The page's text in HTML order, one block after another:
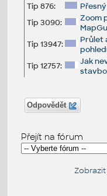
Tip 876:
Tip 3090:
Zoom
Tip 13947:
Průlet
Tip 12757:
Jak
Odpovědět
Přejít na fórum
Zobrazit